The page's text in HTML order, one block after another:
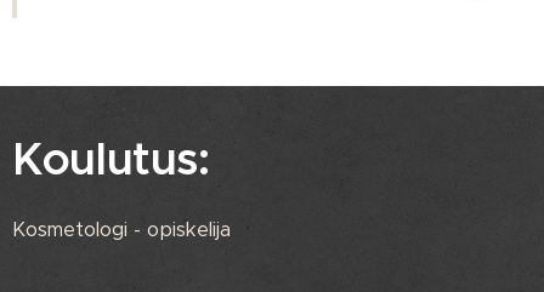
Koulutus:
Kosmetologi - opiskelija